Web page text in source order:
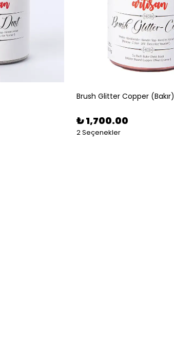
Brush Glitter Copper (Bakır)
₺ 1,700.00
2 Seçenekler